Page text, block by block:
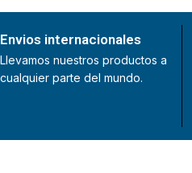
Envios internacionales
Llevamos nuestros productos a
cualquier parte del mundo.